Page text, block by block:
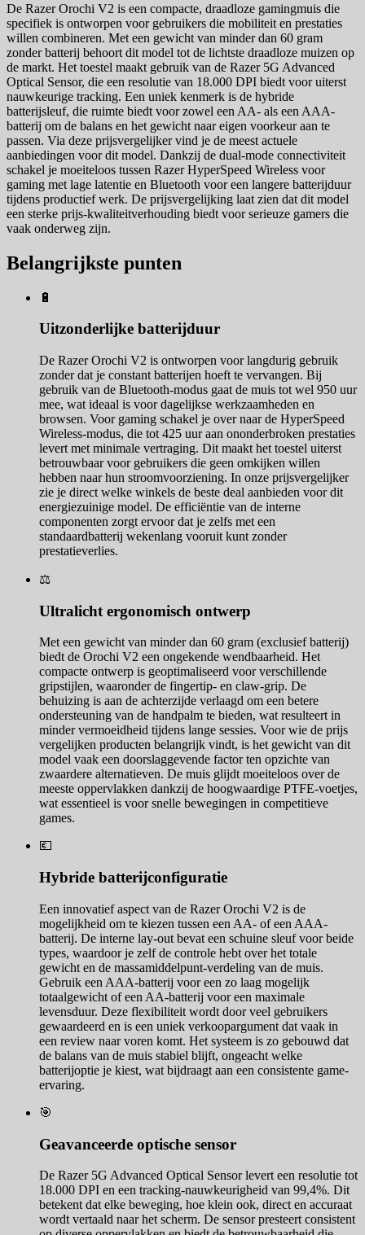
De Razer Orochi V2 is een compacte, draadloze gamingmuis die
specifiek is ontworpen voor gebruikers die mobiliteit en prestaties
willen combineren. Met een gewicht van minder dan 60 gram
zonder batterij behoort dit model tot de lichtste draadloze muizen op
de markt. Het toestel maakt gebruik van de Razer 5G Advanced
Optical Sensor, die een resolutie van 18.000 DPI biedt voor uiterst
nauwkeurige tracking. Een uniek kenmerk is de hybride
batterijsleuf, die ruimte biedt voor zowel een AA- als een AAA-
batterij om de balans en het gewicht naar eigen voorkeur aan te
passen. Via deze prijsvergelijker vind je de meest actuele
aanbiedingen voor dit model. Dankzij de dual-mode connectiviteit
schakel je moeiteloos tussen Razer HyperSpeed Wireless voor
gaming met lage latentie en Bluetooth voor een langere batterijduur
tijdens productief werk. De prijsvergelijking laat zien dat dit model
een sterke prijs-kwaliteitverhouding biedt voor serieuze gamers die
vaak onderweg zijn.
Belangrijkste punten
🔋
Uitzonderlijke batterijduur
De Razer Orochi V2 is ontworpen voor langdurig gebruik
zonder dat je constant batterijen hoeft te vervangen. Bij
gebruik van de Bluetooth-modus gaat de muis tot wel 950 uur
mee, wat ideaal is voor dagelijkse werkzaamheden en
browsen. Voor gaming schakel je over naar de HyperSpeed
Wireless-modus, die tot 425 uur aan ononderbroken prestaties
levert met minimale vertraging. Dit maakt het toestel uiterst
betrouwbaar voor gebruikers die geen omkijken willen
hebben naar hun stroomvoorziening. In onze prijsvergelijker
zie je direct welke winkels de beste deal aanbieden voor dit
energiezuinige model. De efficiëntie van de interne
componenten zorgt ervoor dat je zelfs met een
standaardbatterij wekenlang vooruit kunt zonder
prestatieverlies.
⚖️
Ultralicht ergonomisch ontwerp
Met een gewicht van minder dan 60 gram (exclusief batterij)
biedt de Orochi V2 een ongekende wendbaarheid. Het
compacte ontwerp is geoptimaliseerd voor verschillende
gripstijlen, waaronder de fingertip- en claw-grip. De
behuizing is aan de achterzijde verlaagd om een betere
ondersteuning van de handpalm te bieden, wat resulteert in
minder vermoeidheid tijdens lange sessies. Voor wie de prijs
vergelijken producten belangrijk vindt, is het gewicht van dit
model vaak een doorslaggevende factor ten opzichte van
zwaardere alternatieven. De muis glijdt moeiteloos over de
meeste oppervlakken dankzij de hoogwaardige PTFE-voetjes,
wat essentieel is voor snelle bewegingen in competitieve
games.
💶
Hybride batterijconfiguratie
Een innovatief aspect van de Razer Orochi V2 is de
mogelijkheid om te kiezen tussen een AA- of een AAA-
batterij. De interne lay-out bevat een schuine sleuf voor beide
types, waardoor je zelf de controle hebt over het totale
gewicht en de massamiddelpunt-verdeling van de muis.
Gebruik een AAA-batterij voor een zo laag mogelijk
totaalgewicht of een AA-batterij voor een maximale
levensduur. Deze flexibiliteit wordt door veel gebruikers
gewaardeerd en is een uniek verkoopargument dat vaak in
een review naar voren komt. Het systeem is zo gebouwd dat
de balans van de muis stabiel blijft, ongeacht welke
batterijoptie je kiest, wat bijdraagt aan een consistente game-
ervaring.
🎯
Geavanceerde optische sensor
De Razer 5G Advanced Optical Sensor levert een resolutie tot
18.000 DPI en een tracking-nauwkeurigheid van 99,4%. Dit
betekent dat elke beweging, hoe klein ook, direct en accuraat
wordt vertaald naar het scherm. De sensor presteert consistent